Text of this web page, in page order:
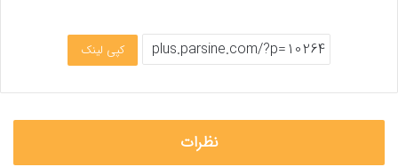
کپی لینک
نظرات